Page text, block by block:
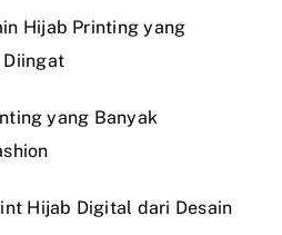
Hijab Printing yang
Diingat
yang Banyak
Hijab Digital dari Desain